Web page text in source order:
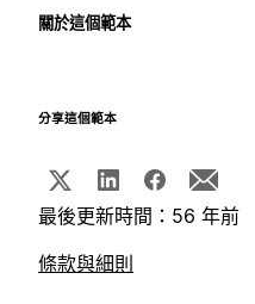
關於這個範本
分享這個範本
最後更新時間：56 年前
條款與細則